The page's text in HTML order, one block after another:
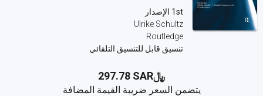
1st الإصدار
Ulrike Schultz
Routledge
تنسيق قابل للتنسيق التلقائي
﷼‎297.78 SAR
يتضمن السعر ضريبة القيمة المضافة